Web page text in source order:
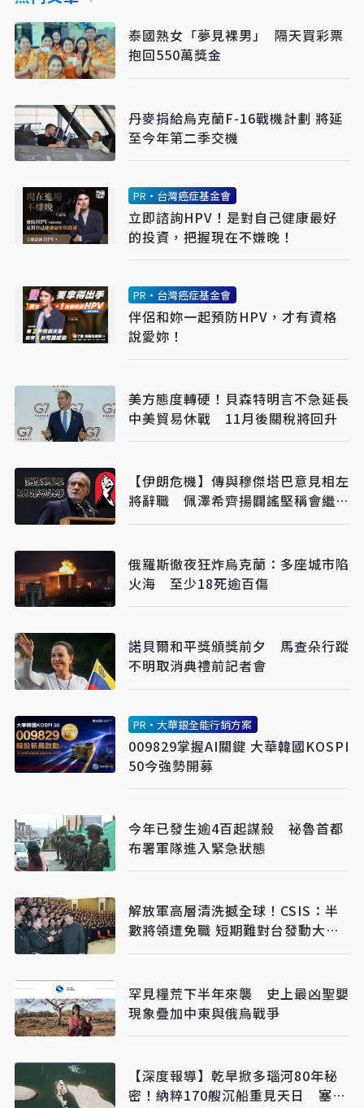
泰國熟女「夢見裸男」 隔天買彩票
抱回550萬獎金
丹麥捐給烏克蘭F-16戰機計劃 將延
至今年第二季交機
PR・台灣癌症基金會
立即諮詢HPV！是對自己健康最好
的投資，把握現在不嫌晚！
PR・台灣癌症基金會
伴侶和妳一起預防HPV，才有資格
說愛妳！
美方態度轉硬！貝森特明言不急延長
中美貿易休戰 11月後關稅將回升
【伊朗危機】傳與穆傑塔巴意見相左
將辭職 佩澤希齊揚闢謠堅稱會繼續
總統職務
俄羅斯徹夜狂炸烏克蘭：多座城市陷
火海 至少18死逾百傷
諾貝爾和平獎頒獎前夕 馬查朵行蹤
不明取消典禮前記者會
PR・大華銀全能行銷方案
009829掌握AI關鍵 大華韓國KOSPI
50今強勢開募
今年已發生逾4百起謀殺 祕魯首都
布署軍隊進入緊急狀態
解放軍高層清洗撼全球！CSIS：半
數將領遭免職 短期難對台發動大型
行動
罕見糧荒下半年來襲 史上最凶聖嬰
現象疊加中東與俄烏戰爭
【深度報導】乾旱掀多瑙河80年秘
密！納粹170艘沉船重見天日 塞爾